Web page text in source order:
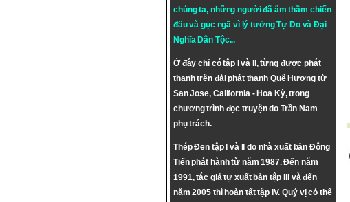
chúng ta, những người đã âm thầm chiến
đấu và gục ngã vì lý tưởngTự DovàĐại
Nghĩa Dân Tộc...
Ở đây chỉ có tập I và II, từng được phát
thanh trên đài phát thanh Quê Hương từ
San Jose, California - Hoa Kỳ, trong
chương trình đọc truyện do Trần Nam
phụ trách.
Thép Đen tập I và II do nhà xuất bản Đông
Tiến phát hành từ năm 1987. Đến năm
1991, tác giả tự xuất bản tập III và đến
năm 2005 thì hoàn tất tập IV. Quý vị có thể